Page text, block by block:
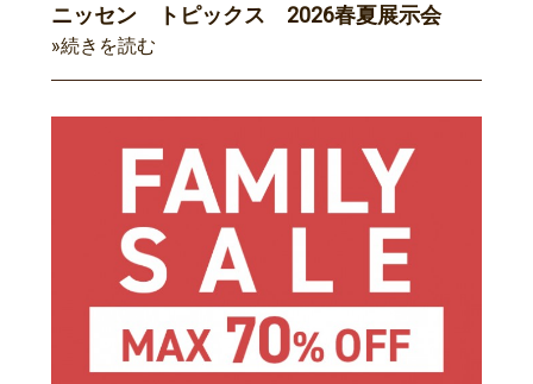
ニッセン トピックス 2026春夏展示会
»続きを読む